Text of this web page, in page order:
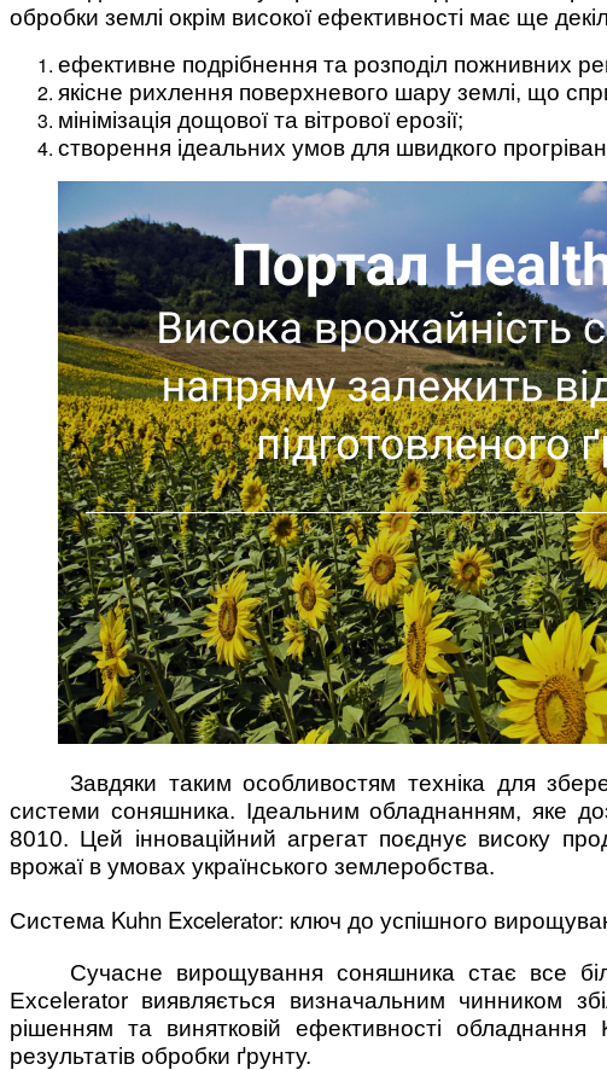
обробки землі окрім високої ефективності має ще
ефективне подрібнення та розподіл пожнивних
якісне рихлення поверхневого шару землі, що
мінімізація дощової та вітрової ерозії;
створення ідеальних умов для швидкого
Завдяки таким особливостям техніка для
системи соняшника. Ідеальним обладнанням, яке
8010. Цей інноваційний агрегат поєднує високу
врожаї в умовах українського землеробства.
Система Kuhn Excelerator: ключ до успішного
Сучасне вирощування соняшника стає все
Excelerator виявляється визначальним чинником
рішенням та винятковій ефективності
результатів обробки ґрунту.